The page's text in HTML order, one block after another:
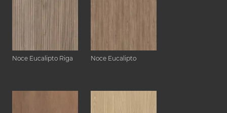
Noce Eucalipto Riga Noce Eucalipto